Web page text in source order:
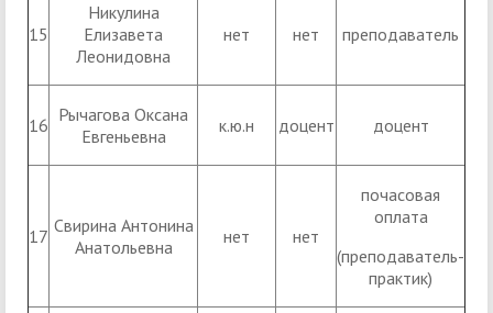
15
Никулина
Елизавета
Леонидовна
нет нет преподаватель
16 Рычагова Оксана
Евгеньевна
к.ю.н доцент доцент
17 Свирина Антонина
Анатольевна
нет нет
почасовая
оплата
(преподаватель-
практик)